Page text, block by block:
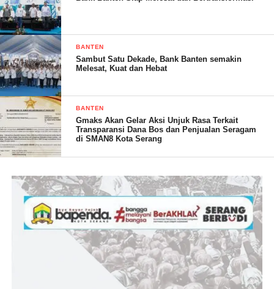
Post Views: 19
BANTEN
Sambut Satu Dekade, Bank Banten semakin
Melesat, Kuat dan Hebat
BANTEN
Gmaks Akan Gelar Aksi Unjuk Rasa Terkait
Transparansi Dana Bos dan Penjualan Seragam
di SMAN8 Kota Serang